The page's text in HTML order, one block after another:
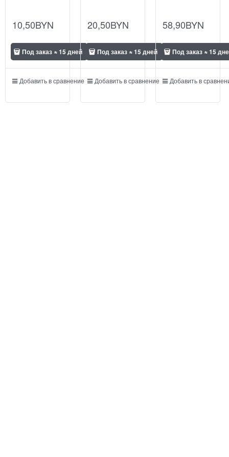
10,50BYN
Под заказ ≈ 15 дней
Добавить в сравнение
20,50BYN
Под заказ ≈ 15 дней
Добавить в сравнение
58,90BYN
Под заказ ≈ 15
Добавить в